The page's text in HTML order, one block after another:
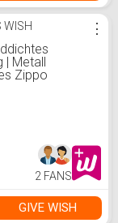
WISH
| Metall
Zippo
⋮
2 FANS
GIVE WISH